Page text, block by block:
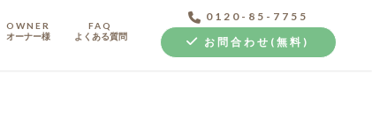
OWNER
オーナー様
FAQ
よくある質問
0120-85-7755
お問合わせ(無料)